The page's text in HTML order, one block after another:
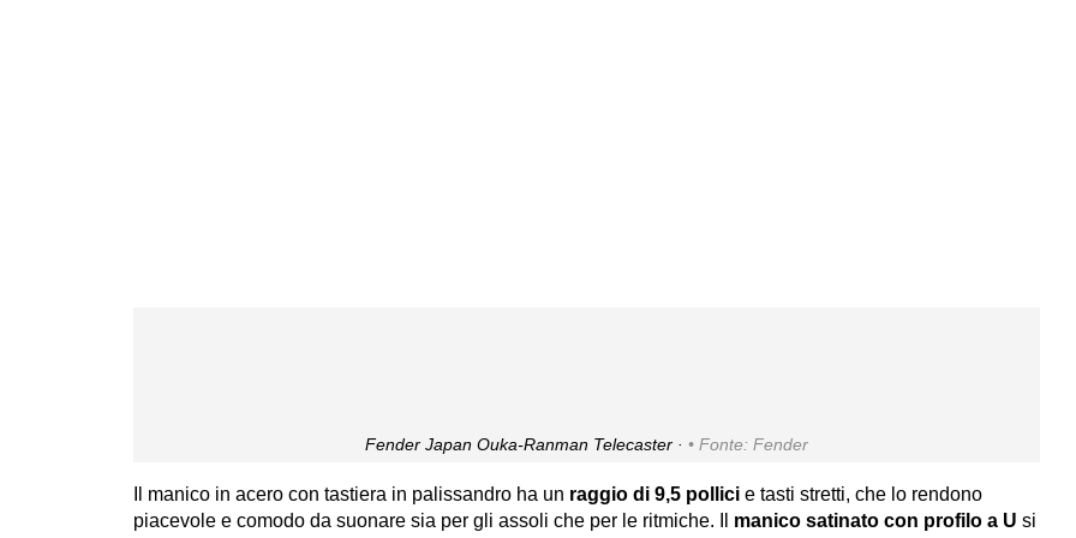
Fender Japan Ouka-Ranman Telecaster · Fonte: Fender
Il manico in acero con tastiera in palissandro ha un raggio di 9,5 pollici e tasti stretti, che lo rendono
piacevole e comodo da suonare sia per gli assoli che per le ritmiche. Il manico satinato con profilo a U si